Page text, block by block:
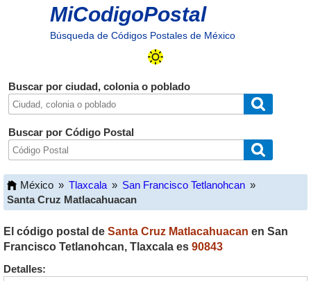
MiCodigoPostal
Búsqueda de Códigos Postales de México
Buscar por ciudad, colonia o poblado
Buscar por Código Postal
México » Tlaxcala » San Francisco Tetlanohcan »
Santa Cruz Matlacahuacan
El código postal de Santa Cruz Matlacahuacan en San
Francisco Tetlanohcan, Tlaxcala es 90843
Detalles: